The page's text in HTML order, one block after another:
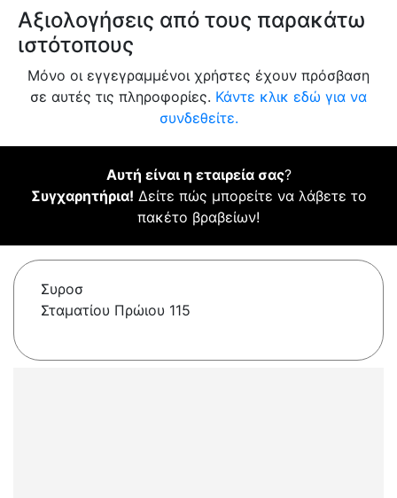
Αξιολογήσεις από τους παρακάτω
ιστότοπους
Μόνο οι εγγεγραμμένοι χρήστες έχουν πρόσβαση
σε αυτές τις πληροφορίες. Κάντε κλικ εδώ για να
συνδεθείτε.
Αυτή είναι η εταιρεία σας?
Συγχαρητήρια! Δείτε πώς μπορείτε να λάβετε το
πακέτο βραβείων!
Συροσ
Σταματίου Πρώιου 115